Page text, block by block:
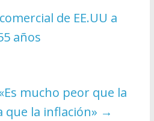
de EE.UU a
años
mucho peor que la
que la inflación» →